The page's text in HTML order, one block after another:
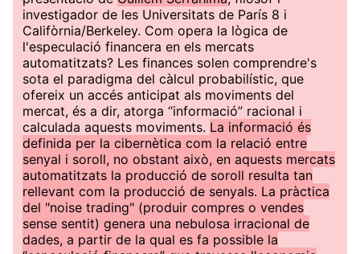
investigador de les Universitats de París 8 i
Califòrnia/Berkeley. Com opera la lògica de
l'especulació financera en els mercats
automatitzats? Les finances solen comprendre's
sota el paradigma del càlcul probabilístic, que
ofereix un accés anticipat als moviments del
mercat, és a dir, atorga “informació” racional i
calculada aquests moviments. La informació és
definida per la cibernètica com la relació entre
senyal i soroll, no obstant això, en aquests mercats
automatitzats la producció de soroll resulta tan
rellevant com la producció de senyals. La pràctica
del "noise trading" (produir compres o vendes
sense sentit) genera una nebulosa irracional de
dades, a partir de la qual es fa possible la